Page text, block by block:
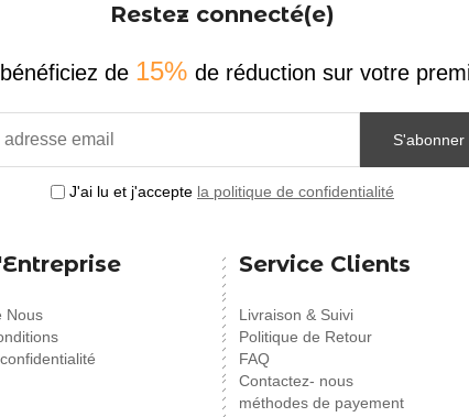
Restez connecté(e)
de 15% de réduction sur votre
S'abonner
J'ai lu et j'accepte la politique de confidentialité
Nous
Service Clients
Livraison & Suivi
Politique de Retour
FAQ
Contactez- nous
méthodes de payement